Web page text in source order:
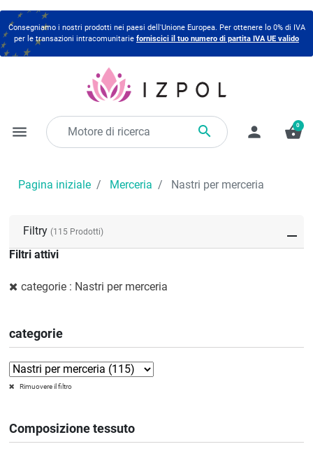
Consegniamo i nostri prodotti nei paesi dell'Unione Europea. Per ottenere lo 0% di IVA
per le transazioni intracomunitarie forniscici il tuo numero di partita IVA UE valido
menu  person shopping_basket
0
Pagina iniziale Merceria Nastri per merceria
Filtry (115 Prodotti)
Filtri attivi
categorie : Nastri per merceria
categorie
Rimuovere il filtro
Composizione tessuto